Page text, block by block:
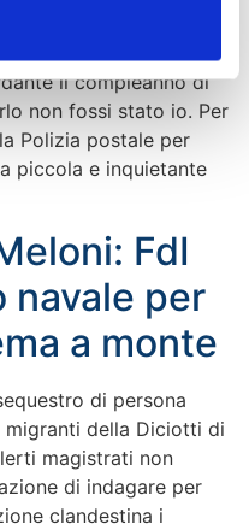
Facebook
volte un articolo
il compleanno di
non fossi stato io. Per
Polizia postale per
piccola e inquietante
FdI
navale per
a monte
di persona
migranti della Diciotti di
magistrati non
di indagare per
clandestina i